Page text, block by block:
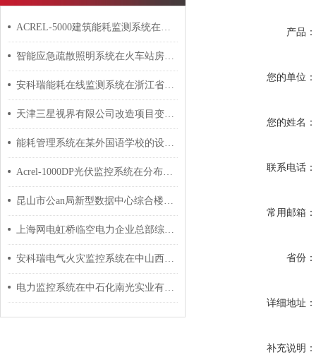
ACREL-5000建筑能耗监测系统在东营市华凌大厦的应用
智能应急疏散照明系统在火车站房设计中的选型应用
安科瑞能耗在线监测系统在浙江省黄龙体育中心游泳跳水馆的应用
天津三星视界有限公司改造项目变电所运维云平台项目的研究应用
能耗管理系统在某外国语学校的设计与应用
Acrel-1000DP光伏监控系统在分布式光伏10KV并网系统中的应用
昆山市公an局新型数据中心综合楼电能管理系统
上海网电虹桥临空电力企业总部综合办公楼智能照明控制系统的设计和应用
安科瑞电气火灾监控系统在中山西路888号的应用
电力监控系统在中石化南光实业有限公司10KV配电站改造工程的应用
产品：
您的单位：
您的姓名：
联系电话：
常用邮箱：
省份：
详细地址：
补充说明：